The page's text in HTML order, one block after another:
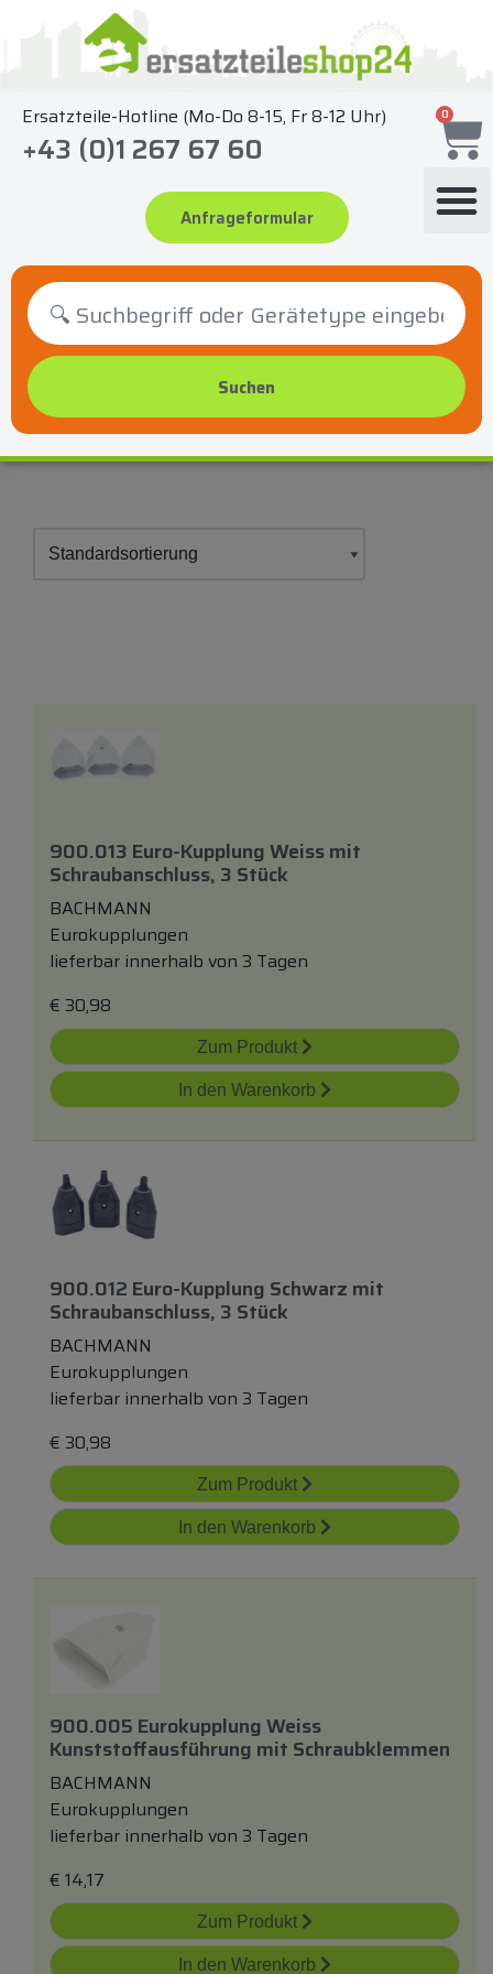
springen
Ersatzteile-Hotline (Mo-Do 8-15, Fr 8-12 Uhr)
+43 (0)1 267 67 60
Anfrageformular
0
900.013 Euro-Kupplung Weissmit
Schraubanschluss, 3 Stück
BACHMANN
Eurokupplungen
lieferbar innerhalb von 3 Tagen
€ 30,98
Zum Produkt
In den Warenkorb
900.012 Euro-Kupplung Schwarz mit
Schraubanschluss, 3 Stück
BACHMANN
Eurokupplungen
lieferbar innerhalb von 3 Tagen
€ 30,98
Zum Produkt
In den Warenkorb
900.005 Eurokupplung Weiss
Kunststoffausführung mit Schraubklemmen
BACHMANN
Eurokupplungen
lieferbar innerhalb von 3 Tagen
€ 14,17
Zum Produkt
In den Warenkorb